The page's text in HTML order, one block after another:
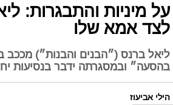
על מיניות והתבגרות:
לצד אמא שלו
בהסעה״ ובמסגרתה ידבר בנסיעות
הילי אביעוז